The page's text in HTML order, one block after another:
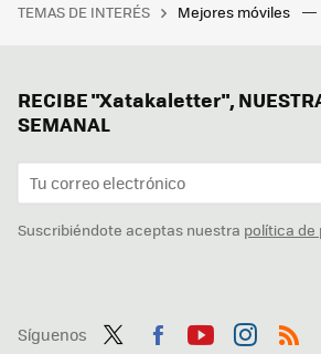
TEMAS DE INTERÉS Mejores móviles
RECIBE "Xatakaletter",
SEMANAL
Suscribiéndote aceptas nuestra política de
Síguenos